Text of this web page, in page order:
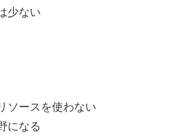
少ない
ソースを使わない
になる